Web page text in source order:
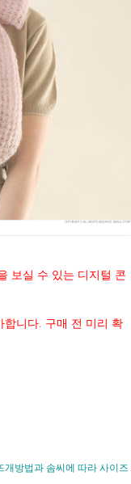
보실 수 있는 디지털 콘
합니다. 구매 전 미리 확
방법과 솜씨에 따라 사이즈